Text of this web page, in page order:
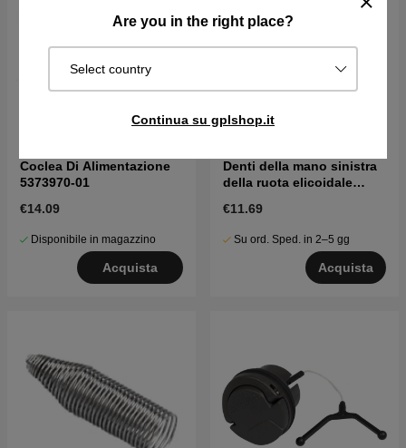
Are you in the right place?
Select country
Continua su gplshop.it
Coclea Di Alimentazione
5373970-01
€14.09
Disponibile in magazzino
Acquista
Denti della mano sinistra
della ruota elicoidale
€11.69
Su ord. Sped. in 2–5 gg
Acquista